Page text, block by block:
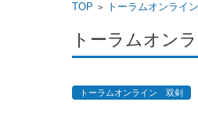
TOP > トーラムオンライ
トーラムオン
トーラムオンライン 双剣